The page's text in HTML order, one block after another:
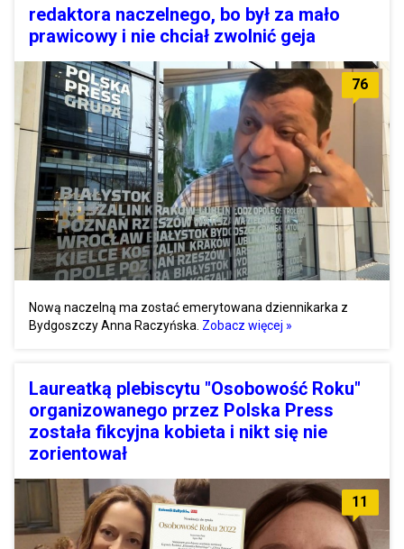
redaktora naczelnego, bo był za mało
prawicowy i nie chciał zwolnić geja
76
Nową naczelną ma zostać emerytowana dziennikarka z
Bydgoszczy Anna Raczyńska. Zobacz więcej »
Laureatką plebiscytu "Osobowość Roku"
organizowanego przez Polska Press
została fikcyjna kobieta i nikt się nie
zorientował
11